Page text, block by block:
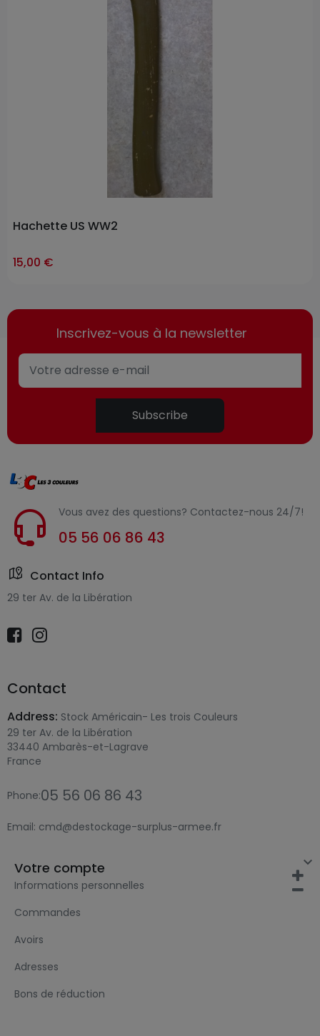
Hachette US WW2
15,00 €
Inscrivez-vous à la newsletter
Subscribe
Vous avez des questions? Contactez-nous 24/7!
05 56 06 86 43
Contact Info
29 ter Av. de la Libération
Contact
Address: Stock Américain- Les trois Couleurs
29 ter Av. de la Libération
33440 Ambarès-et-Lagrave
France
Phone:05 56 06 86 43
Email: cmd@destockage-surplus-armee.fr

Votre compte
Informations personnelles
Commandes
Avoirs
Adresses
Bons de réduction